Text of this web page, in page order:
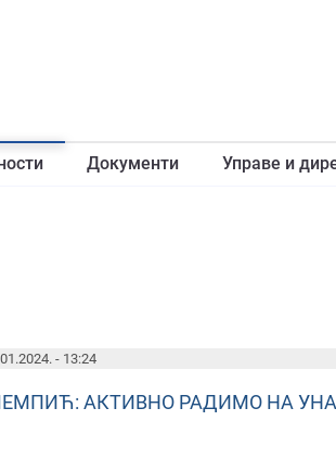
Документи Управе и
- 13:24
АКТИВНО РАДИМО НА